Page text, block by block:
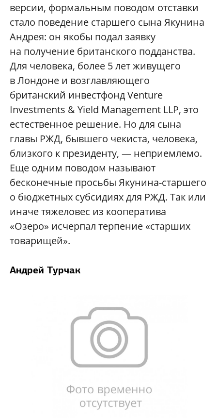
версии, формальным поводом отставки
стало поведение старшего сына Якунина
Андрея: он якобы подал заявку
на получение британского подданства.
Для человека, более 5 лет живущего
в Лондоне и возглавляющего
британский инвестфонд Venture
Investments & Yield Management LLP, это
естественное решение. Но для сына
главы РЖД, бывшего чекиста, человека,
близкого к президенту, — неприемлемо.
Еще одним поводом называют
бесконечные просьбы Якунина-старшего
о бюджетных субсидиях для РЖД. Так или
иначе тяжеловес из кооператива
«Озеро» исчерпал терпение «старших
товарищей».
Андрей Турчак